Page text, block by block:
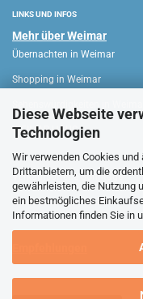
Diese Webseite
Technologien
Wir verwenden Cookies
Drittanbietern, um die
gewährleisten, die Nutzung
ein bestmögliches
Informationen finden Sie in
LINKS UND INFOS
Mehr über Weimar
Übernachten in Weimar
Shopping in Weimar
WEIMAR HAUS
Verkaufsoffene Sonntage
Stadtführungen Weimar